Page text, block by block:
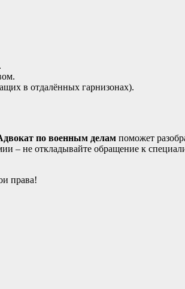
в отдалённых гарнизонах).
по военным делам поможет
– не откладывайте обращение к
права!